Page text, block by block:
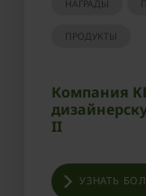
НАГРАДЫ
ПРОДУКТЫ
Компания
II
УЗНАТЬ